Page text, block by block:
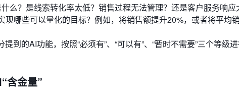
么？是线索转化率太低？销售过程无法管理？还是客户服务响应
现哪些可以量化的目标？例如，将销售额提升20%，或者将平均
到的AI功能，按照“必须有”、“可以有”、“暂时不需要”三个等级
含金量”